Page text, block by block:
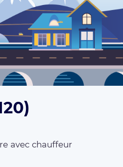
avec chauffeur